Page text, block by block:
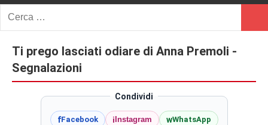
Tra
I
Libri
romance
e
non
solo.
Recensioni,
anteprime,
Ti prego lasciati odiare di Anna Premoli -
Segnalazioni
Condividi
fFacebook i Instagram wWhatsApp